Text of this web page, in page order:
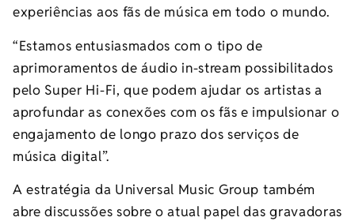
experiências aos fãs de música em todo o mundo.
“Estamos entusiasmados com o tipo de
aprimoramentos de áudio in-stream possibilitados
pelo Super Hi-Fi, que podem ajudar os artistas a
aprofundar as conexões com os fãs e impulsionar o
engajamento de longo prazo dos serviços de
música digital”.
A estratégia da Universal Music Group também
abre discussões sobre o atual papel das gravadoras